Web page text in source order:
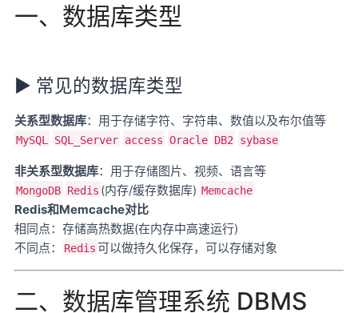
一、数据库类型
► 常见的数据库类型
关系型数据库：用于存储字符、字符串、数值以及布尔值等
MySQL SQL_Server access Oracle DB2 sybase
非关系型数据库：用于存储图片、视频、语言等
MongoDB Redis (内存/缓存数据库) Memcache
Redis和Memcache对比
相同点：存储高热数据(在内存中高速运行)
不同点：
Redis可以做持久化保存，可以存储对象
二、数据库管理系统 DBMS